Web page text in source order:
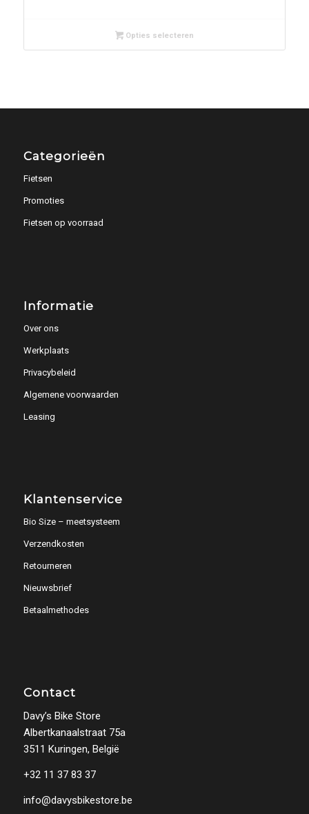
Opties selecteren
Categorieën
Fietsen
Promoties
Fietsen op voorraad
Informatie
Over ons
Werkplaats
Privacybeleid
Algemene voorwaarden
Leasing
Klantenservice
Bio Size – meetsysteem
Verzendkosten
Retourneren
Nieuwsbrief
Betaalmethodes
Contact
Davy’s Bike Store
Albertkanaalstraat 75a
3511 Kuringen, België
+32 11 37 83 37
info@davysbikestore.be